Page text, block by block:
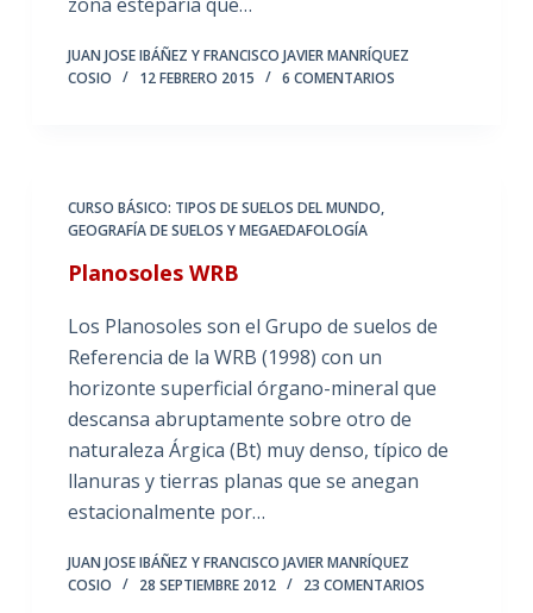
JUAN JOSE IBÁÑEZ Y FRANCISCO JAVIER MANRÍQUEZ
COSIO
12 FEBRERO 2015 6 COMENTARIOS
CURSO BÁSICO: TIPOS DE SUELOS DEL MUNDO,
GEOGRAFÍA DE SUELOS Y MEGAEDAFOLOGÍA
Planosoles WRB
Los Planosoles son el Grupo de suelos de
Referencia de la WRB (1998) con un
horizonte superficial órgano-mineral que
descansa abruptamente sobre otro de
naturaleza Árgica (Bt) muy denso, típico de
llanuras y tierras planas que se anegan
estacionalmente por…
JUAN JOSE IBÁÑEZ Y FRANCISCO JAVIER MANRÍQUEZ
COSIO
28 SEPTIEMBRE 2012 23 COMENTARIOS